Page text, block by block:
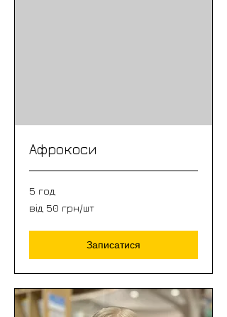
Афрокоси
5 год
від
50
від 50 грн/шт
Записатися